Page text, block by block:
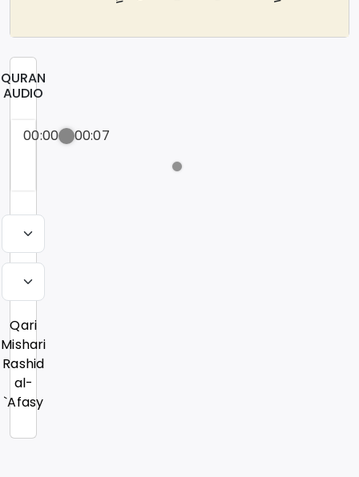
QURAN
AUDIO
00:00 00:07
Qari
Mishari
Rashid
al-
`Afasy